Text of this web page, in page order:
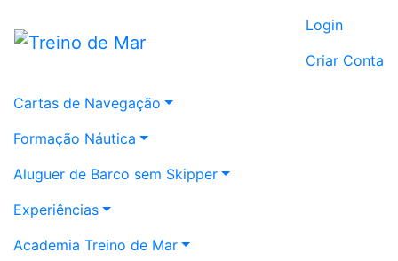
Login
Criar Conta
Cartas de Navegação
Formação Náutica
Aluguer de Barco sem Skipper
Experiências
Academia Treino de Mar